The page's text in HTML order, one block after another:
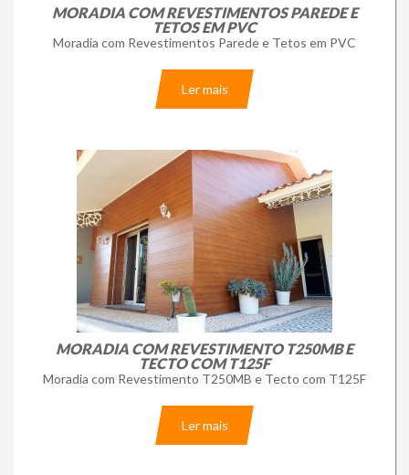
MORADIA COM REVESTIMENTOS PAREDE E
TETOS EM PVC
Moradia com Revestimentos Parede e Tetos em PVC
Ler mais
MORADIA COM REVESTIMENTO T250MB E
TECTO COM T125F
Moradia com Revestimento T250MB e Tecto com T125F
Ler mais